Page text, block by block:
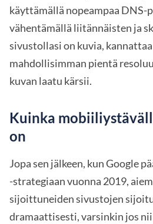
käyttämällä nopeampaa DNS-
vähentämällä liitännäisten ja
sivustollasi on kuvia,
mahdollisimman pientä
kuvan laatu kärsii.
Kuinka
on
Jopa sen jälkeen, kun Google
-strategiaan vuonna 2019,
sijoittuneiden sivustojen
dramaattisesti, varsinkin jos